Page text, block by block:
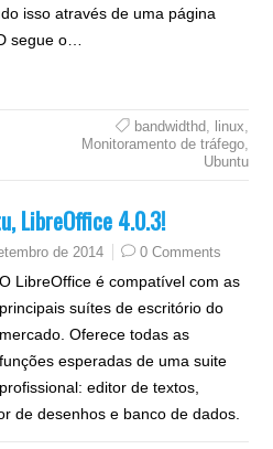
isso através de uma página
segue o…
bandwidthd, linux,
Monitoramento de tráfego,
Ubuntu
LibreOffice 4.0.3!
de 2014 0 Comments
O LibreOffice é compatível com as
principais suítes de escritório do
mercado. Oferece todas as
funções esperadas de uma suite
profissional: editor de textos,
de desenhos e banco de dados.